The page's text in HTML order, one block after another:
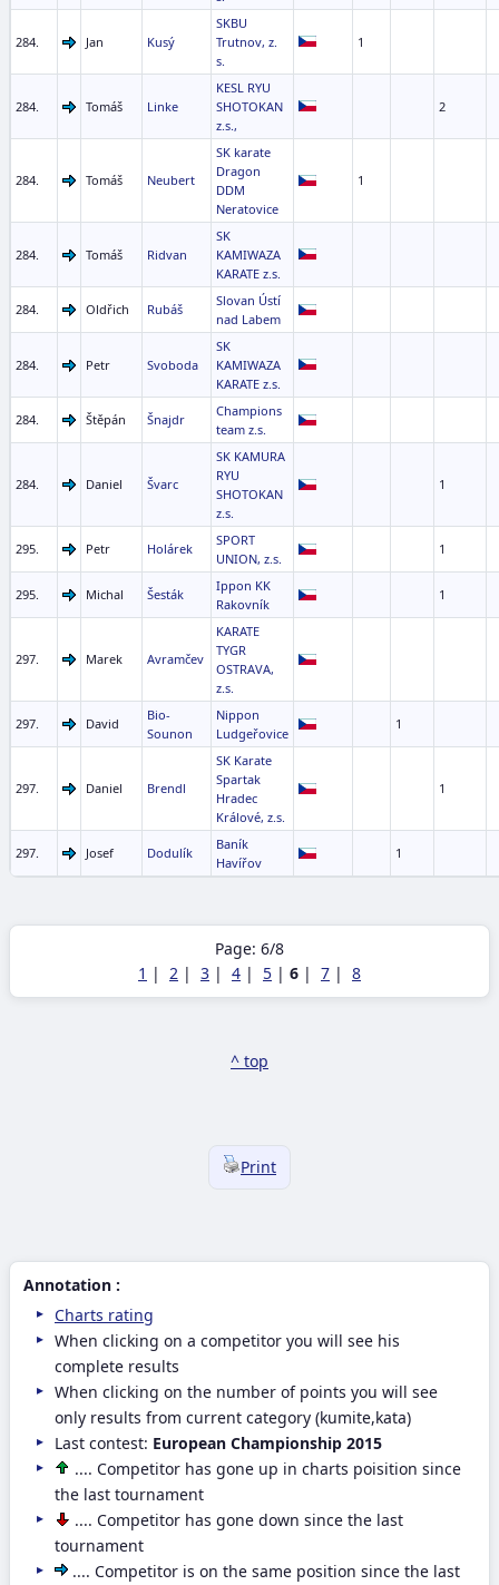
284. Jan Kusý
SKBU
Trutnov, z.
s.
1
284. Tomáš Linke
KESL RYU
SHOTOKAN
z.s.,
2
284. Tomáš Neubert
SK karate
Dragon
DDM
Neratovice
1
284. Tomáš Ridvan
SK
KAMIWAZA
KARATE z.s.
284. Oldřich Rubáš
Slovan Ústí
nad Labem
284. Petr Svoboda
SK
KAMIWAZA
KARATE z.s.
284. Štěpán Šnajdr
Champions
team z.s.
284. Daniel Švarc
SK KAMURA
RYU
SHOTOKAN
z.s.
1
295. Petr Holárek
SPORT
UNION, z.s.
1
295. Michal Šesták
Ippon KK
Rakovník
1
297. Marek Avramčev
KARATE
TYGR
OSTRAVA,
z.s.
297. David
Bio-
Sounon
Nippon
Ludgeřovice
1
297. Daniel Brendl
SK Karate
Spartak
Hradec
Králové, z.s.
1
297. Josef Dodulík
Baník
Havířov
1
Page: 6/8
1 | 2 | 3 | 4 | 5 | 6 | 7 | 8
^ top
Print
Annotation :
Charts rating
When clicking on a competitor you will see his
complete results
When clicking on the number of points you will see
only results from current category (kumite,kata)
Last contest: European Championship 2015
.... Competitor has gone up in charts poisition since
the last tournament
.... Competitor has gone down since the last
tournament
.... Competitor is on the same position since the last